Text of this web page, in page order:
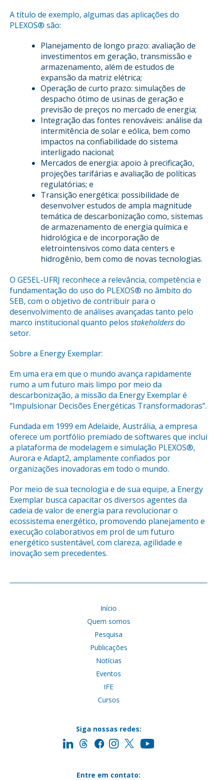
A título de exemplo, algumas das aplicações do
PLEXOS® são:
Planejamento de longo prazo: avaliação de
investimentos em geração, transmissão e
armazenamento, além de estudos de
expansão da matriz elétrica;
Operação de curto prazo: simulações de
despacho ótimo de usinas de geração e
previsão de preços no mercado de energia;
Integração das fontes renováveis: análise da
intermitência de solar e eólica, bem como
impactos na confiabilidade do sistema
interligado nacional;
Mercados de energia: apoio à precificação,
projeções tarifárias e avaliação de políticas
regulatórias; e
Transição energética: possibilidade de
desenvolver estudos de ampla magnitude
temática de descarbonização como, sistemas
de armazenamento de energia química e
hidrológica e de incorporação de
eletrointensivos como data centers e
hidrogênio, bem como de novas tecnologias.
O GESEL-UFRJ reconhece a relevância, competência e
fundamentação do uso do PLEXOS® no âmbito do
SEB, com o objetivo de contribuir para o
desenvolvimento de análises avançadas tanto pelo
marco institucional quanto pelos stakeholdersdo
setor.
Sobre a Energy Exemplar:
Em uma era em que o mundo avança rapidamente
rumo a um futuro mais limpo por meio da
descarbonização, a missão da Energy Exemplar é
“Impulsionar Decisões Energéticas Transformadoras”.
Fundada em 1999 em Adelaide, Austrália, a empresa
oferece um portfólio premiado de softwares que inclui
a plataforma de modelagem e simulação PLEXOS®,
Aurora e Adapt2, amplamente confiados por
organizações inovadoras em todo o mundo.
Por meio de sua tecnologia e de sua equipe, a Energy
Exemplar busca capacitar os diversos agentes da
cadeia de valor de energia para revolucionar o
ecossistema energético, promovendo planejamento e
execução colaborativos em prol de um futuro
energético sustentável, com clareza, agilidade e
inovação sem precedentes.
Início
Quem somos
Pesquisa
Publicações
Notícias
Eventos
IFE
Cursos
Siga nossas redes:
Entre em contato: